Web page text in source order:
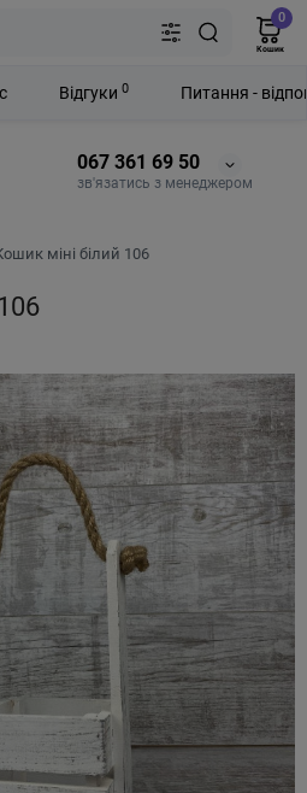
067 361 69 50
зв'язатись з менеджером
0
Кошик
міні білий 106
Відгуки 0 Питання -